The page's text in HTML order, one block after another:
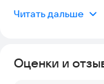
для всех, кто
про трафик в
Читать дальше
Оценки и